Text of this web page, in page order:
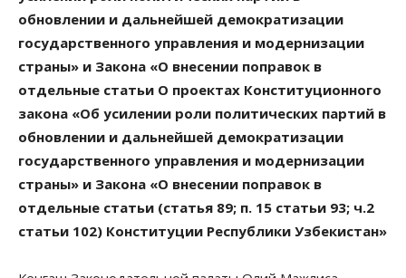
обновлении и дальнейшей демократизации
государственного управления и модернизации
страны» и Закона «О внесении поправок в
отдельные статьи О проектах Конституционного
закона «Об усилении роли политических партий в
обновлении и дальнейшей демократизации
государственного управления и модернизации
страны» и Закона «О внесении поправок в
отдельные статьи (статья 89; п. 15 статьи 93; ч.2
статьи 102) Конституции Республики Узбекистан»